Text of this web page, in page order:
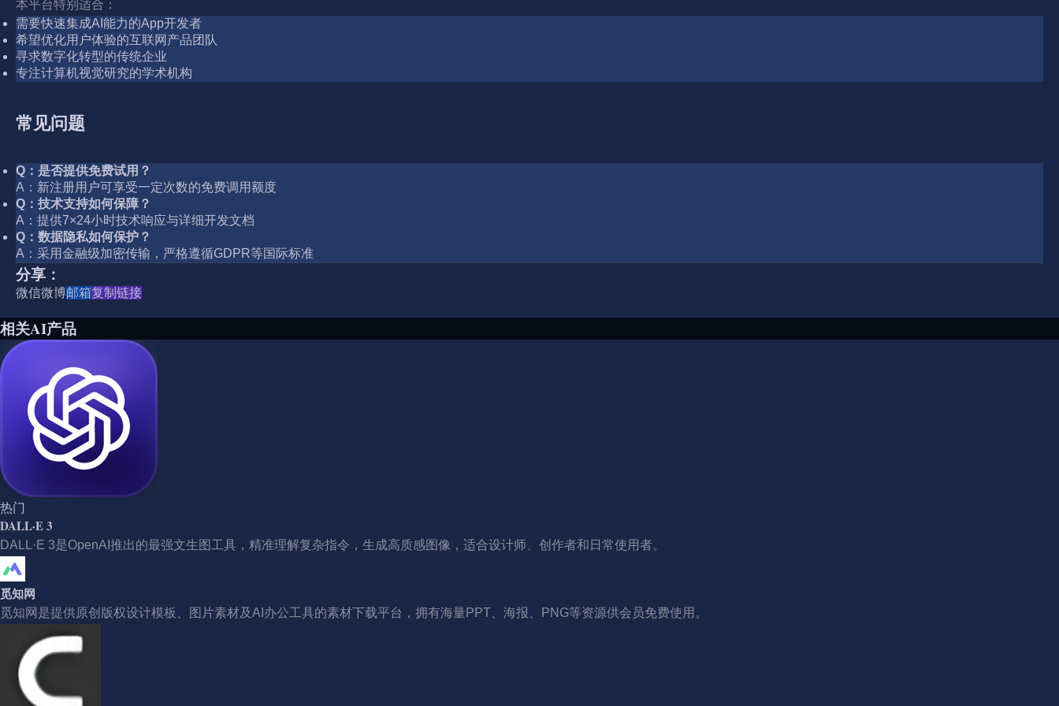
本平台特别适合：
需要快速集成AI能力的App开发者
希望优化用户体验的互联网产品团队
寻求数字化转型的传统企业
专注计算机视觉研究的学术机构
常见问题
Q：是否提供免费试用？
A：新注册用户可享受一定次数的免费调用额度
Q：技术支持如何保障？
A：提供7×24小时技术响应与详细开发文档
Q：数据隐私如何保护？
A：采用金融级加密传输，严格遵循GDPR等国际标准
分享：
微信微博邮箱复制链接
相关AI产品
热门
DALL·E 3
DALL·E 3是OpenAI推出的最强文生图工具，精准理解复杂指令，生成高质感图像，适合设计师、创作者和日常使用者。
觅知网
觅知网是提供原创版权设计模板、图片素材及AI办公工具的素材下载平台，拥有海量PPT、海报、PNG等资源供会员免费使用。